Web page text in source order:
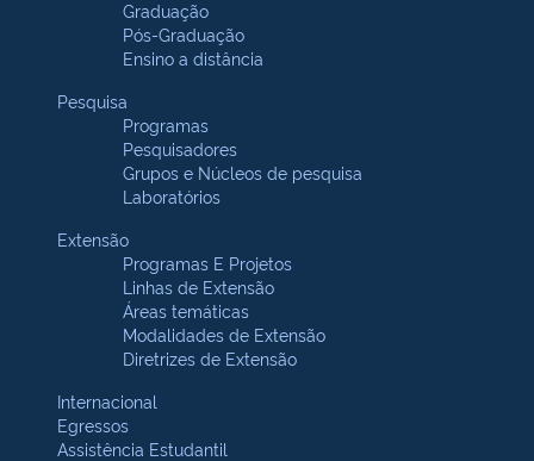
Graduação
Pós-Graduação
Ensino a distância
Pesquisa
Programas
Pesquisadores
Grupos e Núcleos de pesquisa
Laboratórios
Extensão
Programas E Projetos
Linhas de Extensão
Áreas temáticas
Modalidades de Extensão
Diretrizes de Extensão
Internacional
Egressos
Assistência Estudantil